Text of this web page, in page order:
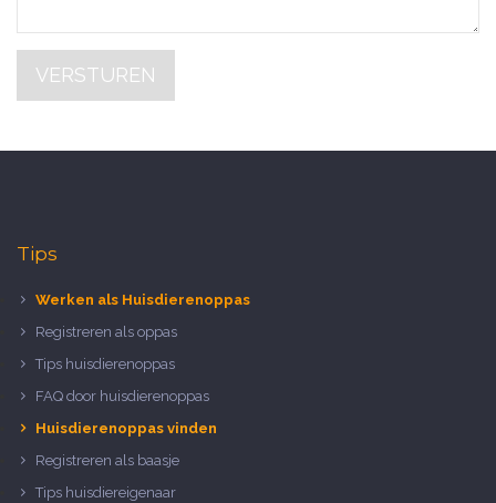
VERSTUREN
Tips
Werken als Huisdierenoppas
Registreren als oppas
Tips huisdierenoppas
FAQ door huisdierenoppas
Huisdierenoppas vinden
Registreren als baasje
Tips huisdiereigenaar